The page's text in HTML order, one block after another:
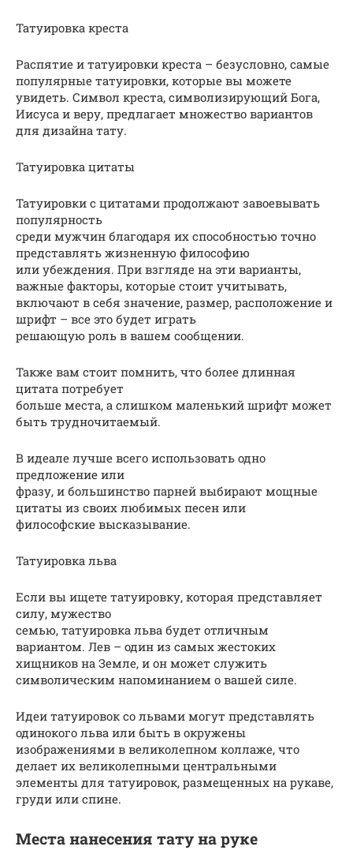
Татуировка креста
Распятие и татуировки креста – безусловно, самые
популярные татуировки, которые вы можете
увидеть. Символ креста, символизирующий Бога,
Иисуса и веру, предлагает множество вариантов
для дизайна тату.
Татуировка цитаты
Татуировки с цитатами продолжают завоевывать
популярность
среди мужчин благодаря их способностью точно
представлять жизненную философию
или убеждения. При взгляде на эти варианты,
важные факторы, которые стоит учитывать,
включают в себя значение, размер, расположение и
шрифт – все это будет играть
решающую роль в вашем сообщении.
Также вам стоит помнить, что более длинная
цитата потребует
больше места, а слишком маленький шрифт может
быть трудночитаемый.
В идеале лучше всего использовать одно
предложение или
фразу, и большинство парней выбирают мощные
цитаты из своих любимых песен или
философские высказывание.
Татуировка льва
Если вы ищете татуировку, которая представляет
силу, мужество
семью, татуировка льва будет отличным
вариантом. Лев – один из самых жестоких
хищников на Земле, и он может служить
символическим напоминанием о вашей силе.
Идеи татуировок со львами могут представлять
одинокого льва или быть в окружены
изображениями в великолепном коллаже, что
делает их великолепными центральными
элементы для татуировок, размещенных на рукаве,
груди или спине.
Места нанесения тату на руке